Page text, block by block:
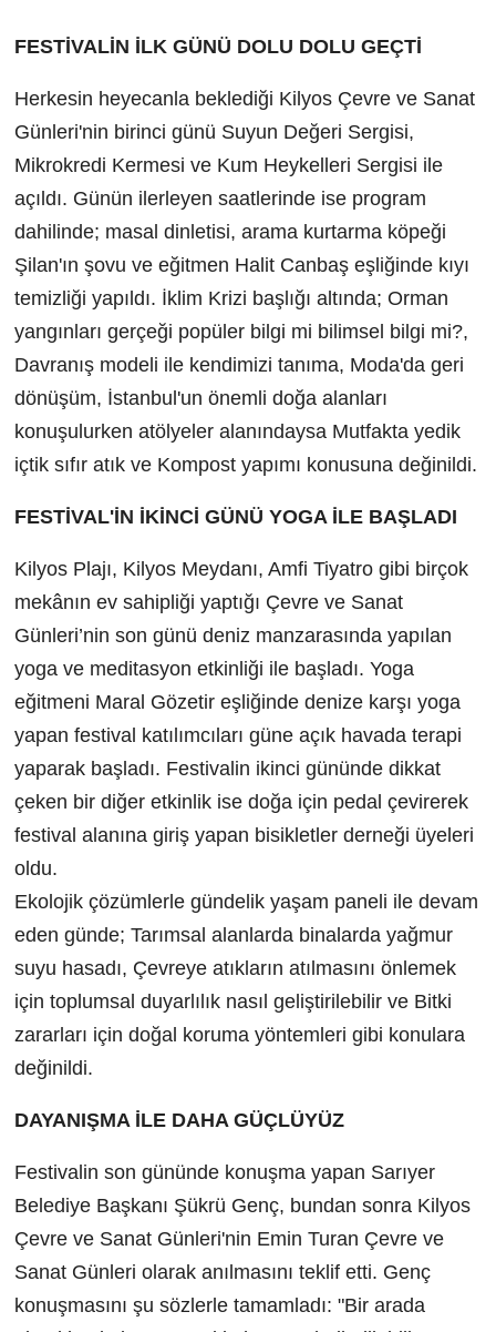
FESTİVALİN İLK GÜNÜ DOLU DOLU GEÇTİ
Herkesin heyecanla beklediği Kilyos Çevre ve Sanat
Günleri'nin birinci günü Suyun Değeri Sergisi,
Mikrokredi Kermesi ve Kum Heykelleri Sergisi ile
açıldı. Günün ilerleyen saatlerinde ise program
dahilinde; masal dinletisi, arama kurtarma köpeği
Şilan'ın şovu ve eğitmen Halit Canbaş eşliğinde kıyı
temizliği yapıldı. İklim Krizi başlığı altında; Orman
yangınları gerçeği popüler bilgi mi bilimsel bilgi mi?,
Davranış modeli ile kendimizi tanıma, Moda'da geri
dönüşüm, İstanbul'un önemli doğa alanları
konuşulurken atölyeler alanındaysa Mutfakta yedik
içtik sıfır atık ve Kompost yapımı konusuna değinildi.
FESTİVAL'İN İKİNCİ GÜNÜ YOGA İLE BAŞLADI
Kilyos Plajı, Kilyos Meydanı, Amfi Tiyatro gibi birçok
mekânın ev sahipliği yaptığı Çevre ve Sanat
Günleri’nin son günü deniz manzarasında yapılan
yoga ve meditasyon etkinliği ile başladı. Yoga
eğitmeni Maral Gözetir eşliğinde denize karşı yoga
yapan festival katılımcıları güne açık havada terapi
yaparak başladı. Festivalin ikinci gününde dikkat
çeken bir diğer etkinlik ise doğa için pedal çevirerek
festival alanına giriş yapan bisikletler derneği üyeleri
oldu.
Ekolojik çözümlerle gündelik yaşam paneli ile devam
eden günde; Tarımsal alanlarda binalarda yağmur
suyu hasadı, Çevreye atıkların atılmasını önlemek
için toplumsal duyarlılık nasıl geliştirilebilir ve Bitki
zararları için doğal koruma yöntemleri gibi konulara
değinildi.
DAYANIŞMA İLE DAHA GÜÇLÜYÜZ
Festivalin son gününde konuşma yapan Sarıyer
Belediye Başkanı Şükrü Genç, bundan sonra Kilyos
Çevre ve Sanat Günleri'nin Emin Turan Çevre ve
Sanat Günleri olarak anılmasını teklif etti. Genç
konuşmasını şu sözlerle tamamladı: "Bir arada